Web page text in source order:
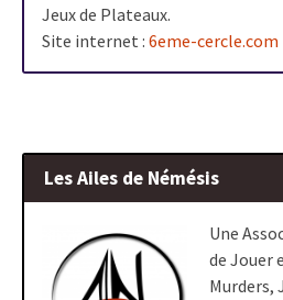
Jeux de Plateaux.
Site internet : 6eme-cercle.com
Les Ailes de Némésis
Une
de Jouer
Murders,